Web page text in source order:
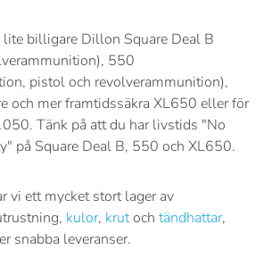
billigare Dillon Square Deal B
550
pistol och revolverammunition),
och mer framtidssäkra XL650 eller för
Tänk på att du har livstids "No
på Square Deal B, 550 och XL650.
vi ett mycket stort lager av
kulor, krutoch tändhattar,
snabba leveranser.